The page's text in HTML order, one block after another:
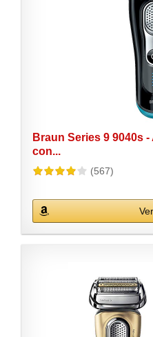
Braun Series 9 9040s
con...
(567)